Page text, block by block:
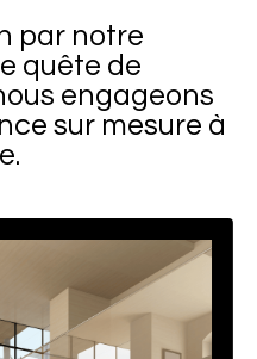
par notre
quête de
engageons
sur mesure à